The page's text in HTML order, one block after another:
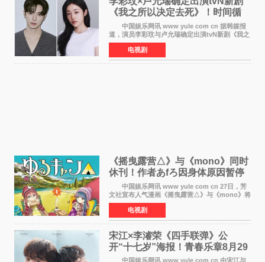
《我之所以决定去死》！时间循
环青春爱情来袭
中国娱乐网讯 www yule com cn 据韩媒报
道，演员李彩玟与卢允瑞确定出演tvN新剧《我之
所以决定去死》，分别担任男女主角。该剧预计
将于明年播出，引发观众期待。 本剧改编自
NAVER同名人气
电视剧
《摇曳露营△》与《mono》同时
休刊！作者あfろ因身体原因暂停
双连载
中国娱乐网讯 www yule com cn 27日，芳
文社宣布人气漫画《摇曳露营△》与《mono》将
暂停连载一段时间，原因是漫画家あfろ身体状况
不佳。 编辑部表示：一直承蒙各位对
《mono》的喜爱，
电视剧
宋江×李濬荣《四手联弹》公
开“十七岁”海报！青春乐章8月29
日奏响
中国娱乐网讯 www yule com cn 由宋江与